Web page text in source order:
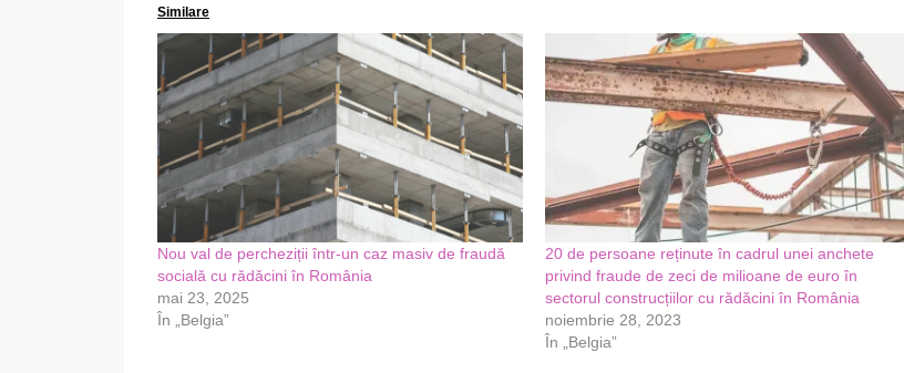
Similare
Nou val de percheziții într-un caz masiv de fraudă
socialǎ cu rǎdǎcini în România
mai 23, 2025
În „Belgia”
20 de persoane reținute în cadrul unei anchete
privind fraude de zeci de milioane de euro în
sectorul construcțiilor cu rădăcini în România
noiembrie 28, 2023
În „Belgia”